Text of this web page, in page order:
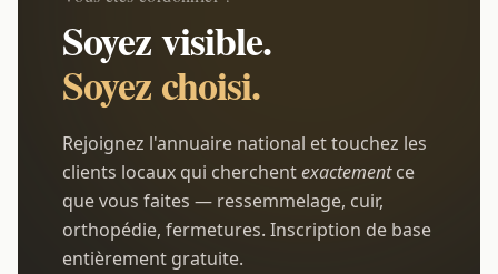
Soyez visible.
Soyez choisi.
Rejoignez l'annuaire national et touchez les
clients locaux qui cherchentexactementce
que vous faites — ressemmelage, cuir,
orthopédie, fermetures. Inscription de base
entièrement gratuite.